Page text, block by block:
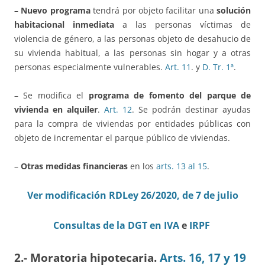
– Nuevo programatendrá por objeto facilitar una solución
habitacional inmediata a las personas víctimas de
violencia de género, a las personas objeto de desahucio de
su vivienda habitual, a las personas sin hogar y a otras
personas especialmente vulnerables. Art. 11 . y D. Tr. 1ª.
– Se modifica el programa de fomento del parque de
vivienda en alquiler. Art. 12. Se podrán destinar ayudas
para la compra de viviendas por entidades públicas con
objeto de incrementar el parque público de viviendas.
– Otras medidas financieras en los arts. 13 al 15.
Ver modificación RDLey 26/2020, de 7 de julio
Consultas de la DGT en IVAe IRPF
2.- Moratoria hipotecaria. Arts. 16, 17 y 19